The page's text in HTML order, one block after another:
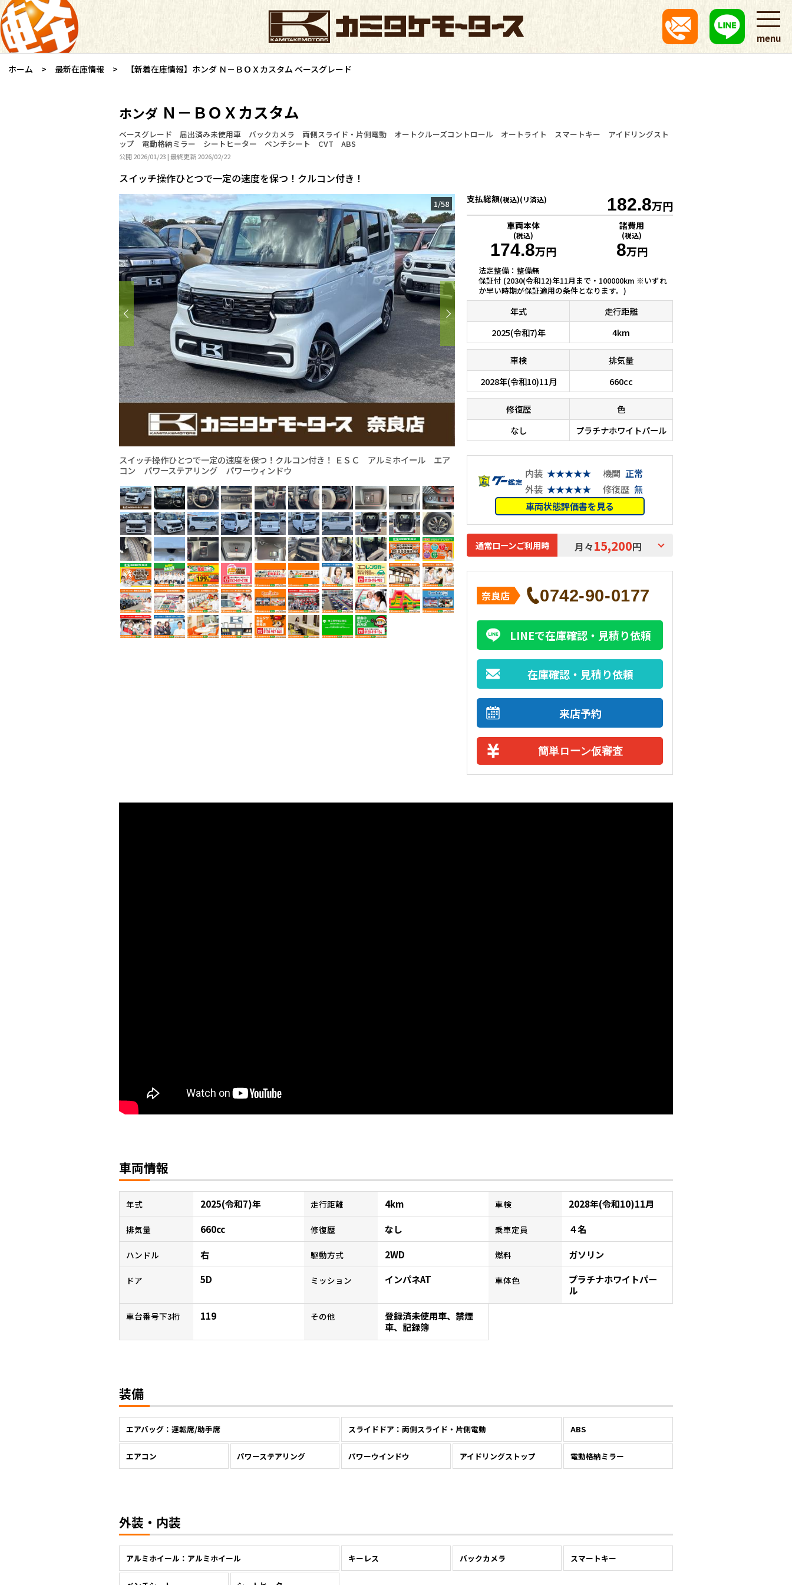
menu
ホーム 最新在庫情報 【新着在庫情報】ホンダ Ｎ－ＢＯＸカスタム ベースグレード
ホンダ Ｎ－ＢＯＸカスタム
ベースグレード 届出済み未使用車 バックカメラ 両側スライド・片側電動 オートクルーズコントロール オートライト スマートキー アイドリングスト
ップ 電動格納ミラー シートヒーター ベンチシート CVT ABS
公開 2026/01/23 | 最終更新 2026/02/22
スイッチ操作ひとつで一定の速度を保つ！クルコン付き！
支払総額(税込)(リ済込) 182.8万円
車両本体
(税込)
174.8万円
諸費用
(税込)
8万円
法定整備：整備無
保証付 (2030(令和12)年11月まで・100000km ※いずれ
か早い時期が保証適用の条件となります。)
スイッチ操作ひとつで一定の速度を保つ！クルコン付き！ ＥＳＣ アルミホイール エア
コン パワーステアリング パワーウィンドウ
1/58
年式
2025(令和7)年
走行距離
4km
車検
2028年(令和10)11月
排気量
660cc
修復歴
なし
色
プラチナホワイトパール
内装 ★★★★★ 機関 正常
外装 ★★★★★ 修復歴 無
車両状態評価書を見る
通常ローンご利用時 月々15,200円
奈良店 0742-90-0177
LINEで在庫確認・見積り依頼
在庫確認・見積り依頼
来店予約
簡単ローン仮審査
車両情報
年式 2025(令和7)年 走行距離 4km 車検 2028年(令和10)11月
排気量 660cc 修復歴 なし 乗車定員 ４名
ハンドル 右 駆動方式 2WD 燃料 ガソリン
ドア 5D ミッション インパネAT 車体色
プラチナホワイトパー
ル
車台番号下3桁 119 その他
登録済未使用車、禁煙
車、記録簿
装備
エアバッグ：運転席/助手席 スライドドア：両側スライド・片側電動 ABS
エアコン パワーステアリング パワーウインドウ アイドリングストップ 電動格納ミラー
外装・内装
アルミホイール：アルミホイール キーレス バックカメラ スマートキー